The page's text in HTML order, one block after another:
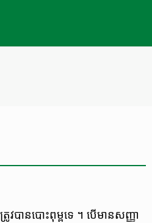
បាន​បោះពុម្ព​ទេ ។ បើ​មាន​សញ្ញា​